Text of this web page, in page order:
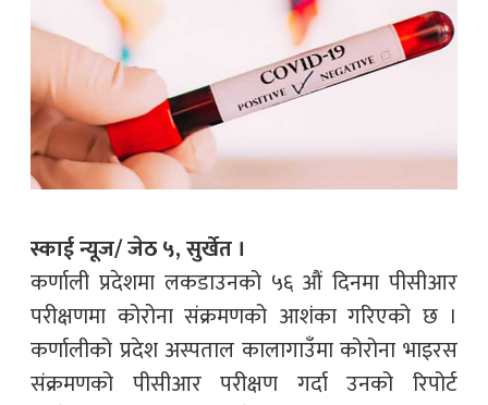
स्काई न्यूज/ जेठ ५, सुर्खेत ।
कर्णाली प्रदेशमा लकडाउनको ५६ औं दिनमा पीसीआर
परीक्षणमा कोरोना संक्रमणको आशंका गरिएको छ ।
कर्णालीको प्रदेश अस्पताल कालागाउँमा कोरोना भाइरस
संक्रमणको पीसीआर परीक्षण गर्दा उनको रिपोर्ट